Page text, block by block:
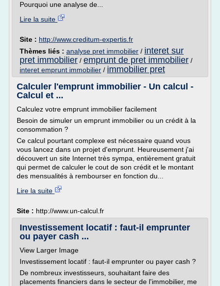
Pourquoi une analyse de...
Lire la suite
Site : http://www.creditum-expertis.fr
Thèmes liés : analyse pret immobilier / interet sur
pret immobilier / emprunt de pret immobilier /
interet emprunt immobilier / immobilier pret
Calculer l'emprunt immobilier - Un calcul -
Calcul et ...
Calculez votre emprunt immobilier facilement
Besoin de simuler un emprunt immobilier ou un crédit à la
consommation ?
Ce calcul pourtant complexe est nécessaire quand vous
vous lancez dans un projet d'emprunt. Heureusement j'ai
découvert un site Internet très sympa, entièrement gratuit
qui permet de calculer le cout de son crédit et le montant
des mensualités à rembourser en fonction du...
Lire la suite
Site : http://www.un-calcul.fr
Investissement locatif : faut-il emprunter
ou payer cash ...
View Larger Image
Investissement locatif : faut-il emprunter ou payer cash ?
De nombreux investisseurs, souhaitant faire des
placements financiers dans le secteur de l'immobilier, me